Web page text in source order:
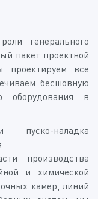
генерального
пакет проектной
проектируем все
бесшовную
оборудования в
наладка
производства
и химической
камер, линий